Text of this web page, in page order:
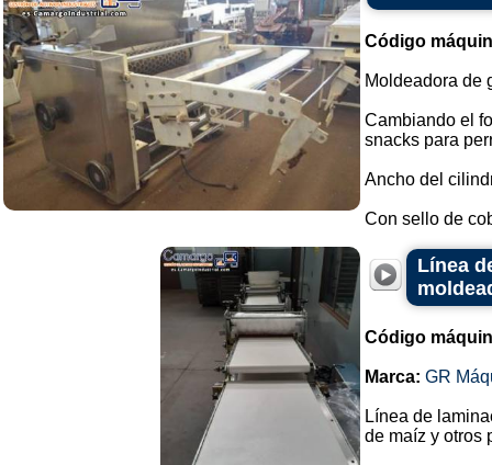
Código
Moldeadora de
Cambiando el
snacks para
Ancho del
Con sello de
Línea
Código
Marca: GR
Línea de
de maíz y otros